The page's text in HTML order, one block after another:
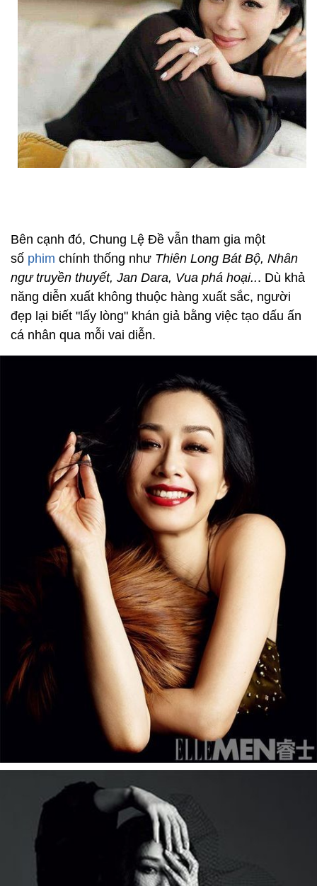
Bên cạnh đó, Chung Lệ Đề vẫn tham gia một
số phim chính thống như Thiên Long Bát Bộ, Nhân
ngư truyền thuyết, Jan Dara, Vua phá hoại... Dù khả
năng diễn xuất không thuộc hàng xuất sắc, người
đẹp lại biết "lấy lòng" khán giả bằng việc tạo dấu ấn
cá nhân qua mỗi vai diễn.